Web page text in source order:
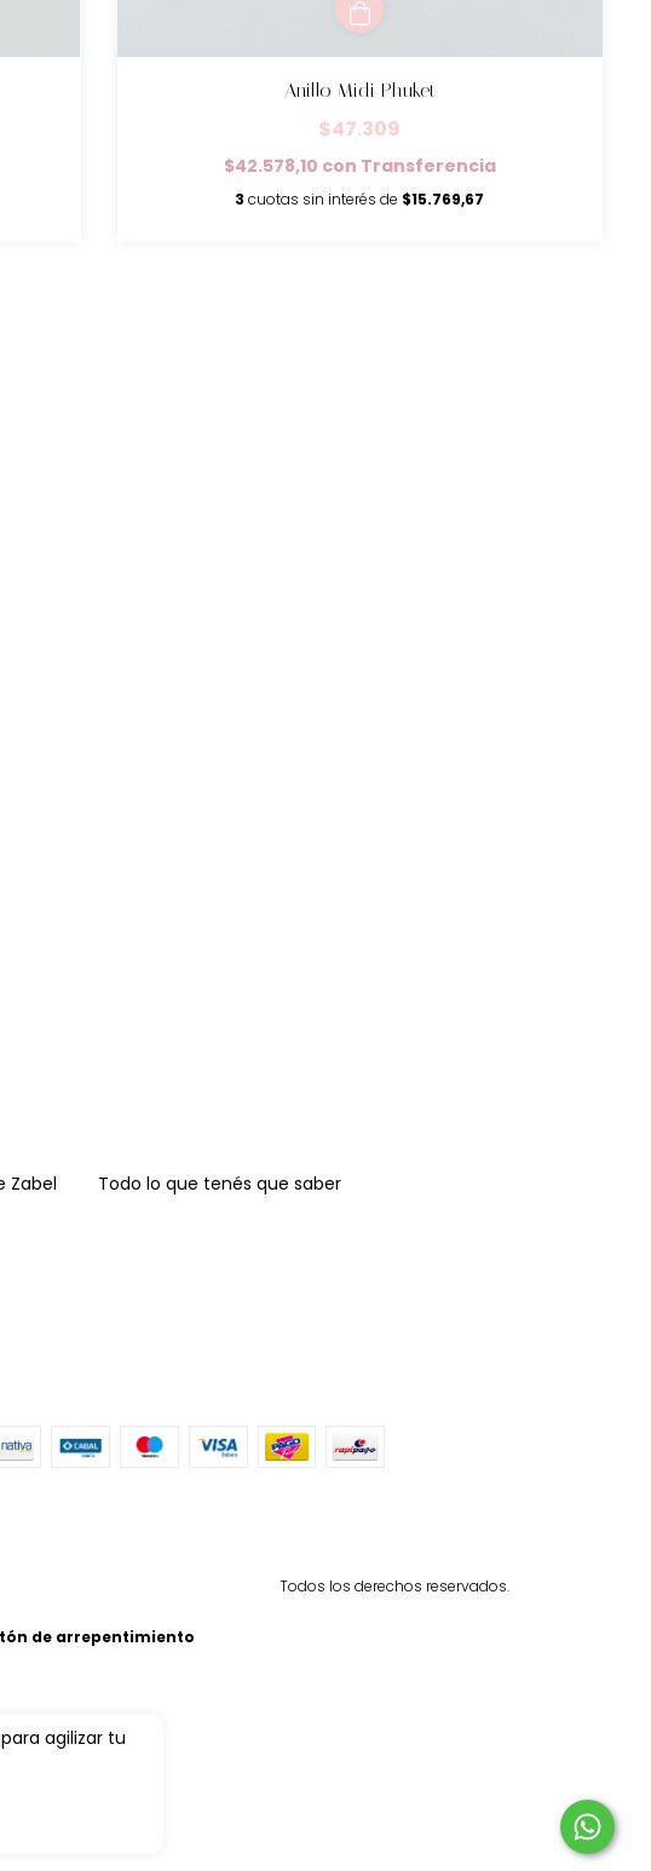
para agilizar tu
Anillo Midi Phuket
$47.309
$42.578,10 con Transferencia
3 cuotas sin interés de $15.769,67
Zabel Todo lo que tenés que saber
Todos los derechos reservados.
de arrepentimiento